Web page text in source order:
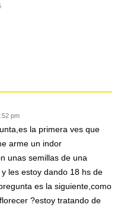
pm
la primera ves que
arme un indor
unas semillas de una
les estoy dando 18 hs de
es la siguiente,como
?estoy tratando de